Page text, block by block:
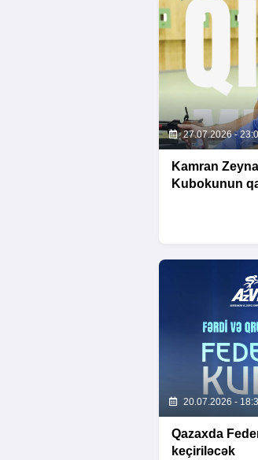
27.07.2026 -
Kamran
Kubokunun
20.07.2026 -
Qazaxda
keçiriləcək